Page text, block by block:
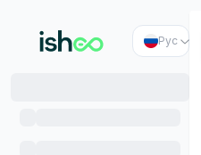
Рус